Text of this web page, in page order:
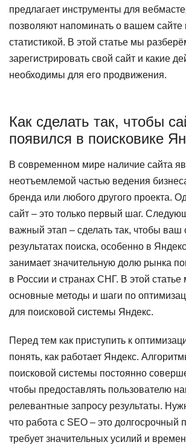
предлагает инструменты для
позволяют напоминать о вашем сайте
статистикой. В этой статье мы
зарегистрировать свой сайт и какие
необходимы для его продвижения.
Как сделать так, чтобы
появился в поисковике
В современном мире наличие сайта
неотъемлемой частью ведения
бренда или любого другого проекта.
сайт – это только первый шаг.
важный этап – сделать так, чтобы ваш
результатах поиска, особенно в
занимает значительную долю рынка
в России и странах СНГ. В этой
основные методы и шаги по
для поисковой системы Яндекс.
Перед тем как приступить к
понять, как работает Яндекс.
поисковой системы постоянно
чтобы предоставлять пользователю
релевантные запросу результаты.
что работа с SEO – это долгосрочный
требует значительных усилий и